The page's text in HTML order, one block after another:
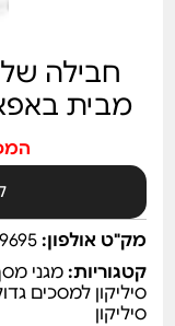
מבית באפאלו
מק"ט אולפון:
קטגוריות:מגני
סיליקון למסכים
סיליקון